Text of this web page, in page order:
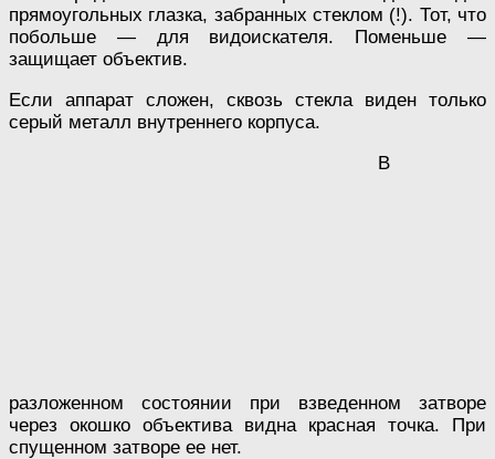
прямоугольных глазка, забранных стеклом (!). Тот, что
побольше — для видоискателя. Поменьше —
защищает объектив.
Если аппарат сложен, сквозь стекла виден только
серый металл внутреннего корпуса.
В
разложенном состоянии при взведенном затворе
через окошко объектива видна красная точка. При
спущенном затворе ее нет.